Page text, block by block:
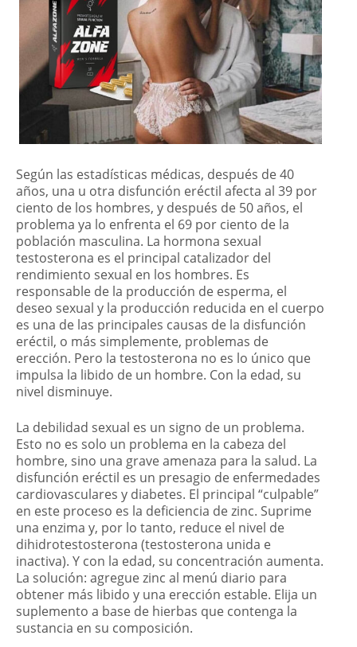
Según las estadísticas médicas, después de 40
años, una u otra disfunción eréctil afecta al 39 por
ciento de los hombres, y después de 50 años, el
problema ya lo enfrenta el 69 por ciento de la
población masculina. La hormona sexual
testosterona es el principal catalizador del
rendimiento sexual en los hombres. Es
responsable de la producción de esperma, el
deseo sexual y la producción reducida en el cuerpo
es una de las principales causas de la disfunción
eréctil, o más simplemente, problemas de
erección. Pero la testosterona no es lo único que
impulsa la libido de un hombre. Con la edad, su
nivel disminuye.
La debilidad sexual es un signo de un problema.
Esto no es solo un problema en la cabeza del
hombre, sino una grave amenaza para la salud. La
disfunción eréctil es un presagio de enfermedades
cardiovasculares y diabetes. El principal “culpable”
en este proceso es la deficiencia de zinc. Suprime
una enzima y, por lo tanto, reduce el nivel de
dihidrotestosterona (testosterona unida e
inactiva). Y con la edad, su concentración aumenta.
La solución: agregue zinc al menú diario para
obtener más libido y una erección estable. Elija un
suplemento a base de hierbas que contenga la
sustancia en su composición.